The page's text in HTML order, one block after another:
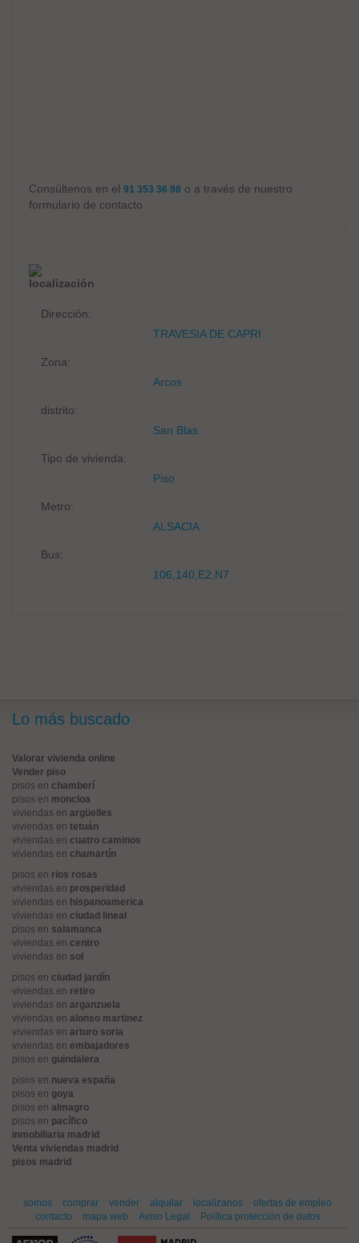
Consúltenos en el 91 353 36 98 o a través de nuestro
formulario de contacto
localización
Dirección:
TRAVESIA DE CAPRI
Zona:
Arcos
distrito:
San Blas
Tipo de vivienda:
Piso
Metro:
ALSACIA
Bus:
106,140,E2,N7
Lo más buscado
Valorar vivienda online
Vender piso
pisos en chamberí
pisos en moncloa
viviendas en argüelles
viviendas en tetuán
viviendas en cuatro caminos
viviendas en chamartín
pisos en rios rosas
viviendas en prosperidad
viviendas en hispanoamerica
viviendas en ciudad lineal
pisos en salamanca
viviendas en centro
viviendas en sol
pisos en ciudad jardín
viviendas en retiro
viviendas en arganzuela
viviendas en alonso martinez
viviendas en arturo soria
viviendas en embajadores
pisos en guindalera
pisos en nueva españa
pisos en goya
pisos en almagro
pisos en pacífico
inmobiliaria madrid
Venta viviendas madrid
pisos madrid
somos comprar vender alquilar localízanos
ofertas de empleo
contacto
mapa web Aviso Legal Política protección de datos